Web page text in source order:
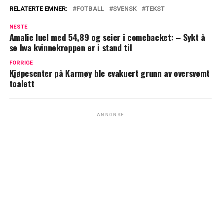
RELATERTE EMNER: FOTBALL SVENSK TEKST
NESTE
Amalie Iuel med 54,89 og seier i comebacket: – Sykt å
se hva kvinnekroppen er i stand til
FORRIGE
Kjøpesenter på Karmøy ble evakuert grunn av oversvømt
toalett
ANNONSE